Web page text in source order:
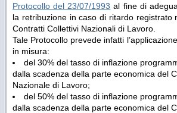
Protocollo del 23/07/1993 al fine di
la retribuzione in caso di ritardo registrato
Contratti Collettivi Nazionali di Lavoro.
Tale Protocollo prevede infatti
in misura:
del 30% del tasso di inflazione
dalla scadenza della parte economica del
Nazionale di Lavoro;
del 50% del tasso di inflazione
dalla scadenza della parte economica del